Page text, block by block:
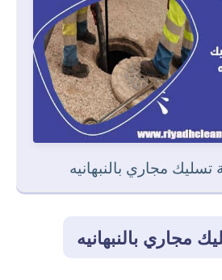
مجاري بالنبهانيه
مجاري بالنبهانيه